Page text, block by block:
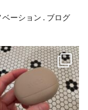
ーション . ブログ